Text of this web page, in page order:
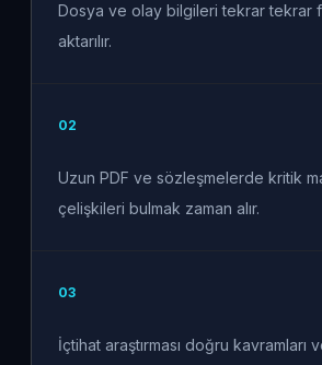
Dosya ve olay bilgileri tekrar tekrar
aktarılır.
02
Uzun PDF ve sözleşmelerde kritik
çelişkileri bulmak zaman alır.
03
İçtihat araştırması doğru kavramları